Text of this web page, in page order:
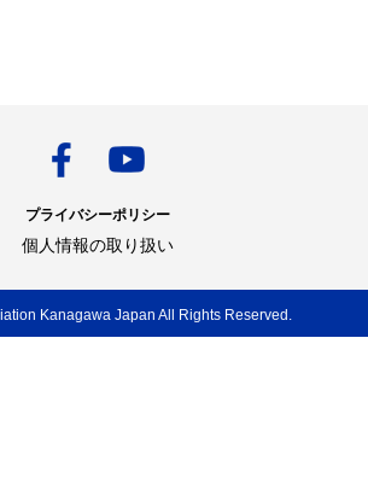
プライバシーポリシー
個人情報の取り扱い
Kanagawa Japan All Rights Reserved.